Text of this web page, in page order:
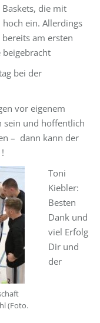
Baskets, die mit
ein. Allerdings
am ersten
beigebracht
bei der
vor eigenem
sein und hoffentlich
– dann kann der
(Foto.
Toni
Kiebler:
Besten
Dank und
viel Erfolg
Dir und
der